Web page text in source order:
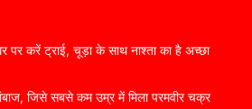
पर करें ट्राई, चूड़ा के साथ नाश्ता का है अच्छा
जिसे सबसे कम उम्र में मिला परमवीर चक्र